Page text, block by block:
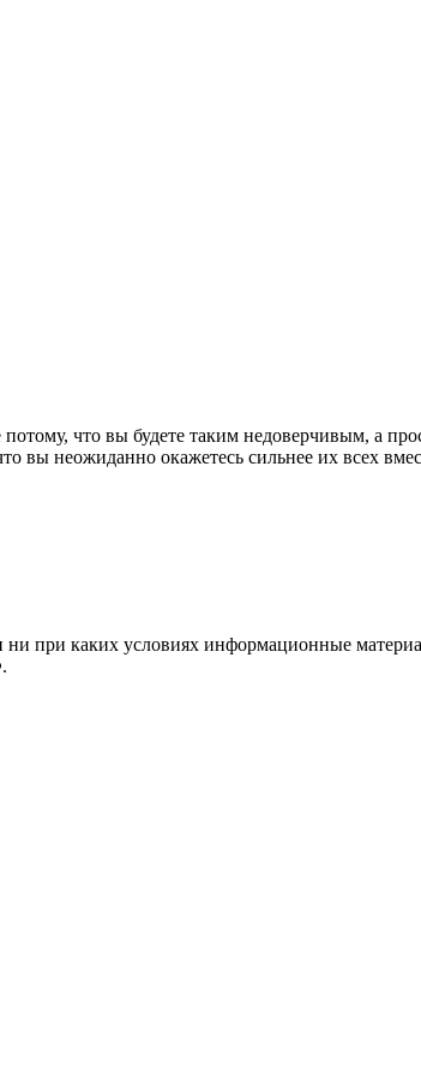
что вы будете таким недоверчивым, а
вы неожиданно окажетесь сильнее их всех
при каких условиях информационные